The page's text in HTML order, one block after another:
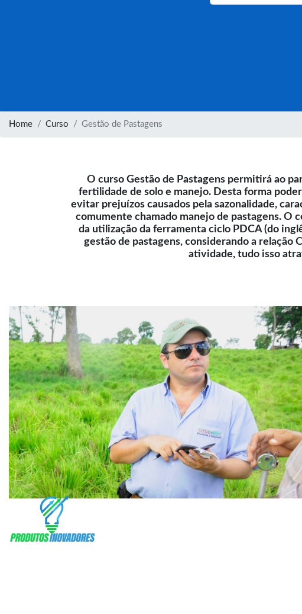
Home Curso Gestão de Pastagens
O curso Gestão de Pastagens permitirá ao
fertilidade de solo e manejo. Desta forma
evitar prejuízos causados pela sazonalidade,
comumente chamado manejo de pastagens. O
da utilização da ferramenta ciclo PDCA (do
gestão de pastagens, considerando a relação
atividade, tudo isso